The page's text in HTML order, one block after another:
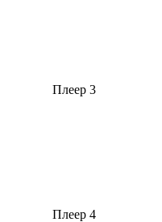
Плеер 3
Плеер 4